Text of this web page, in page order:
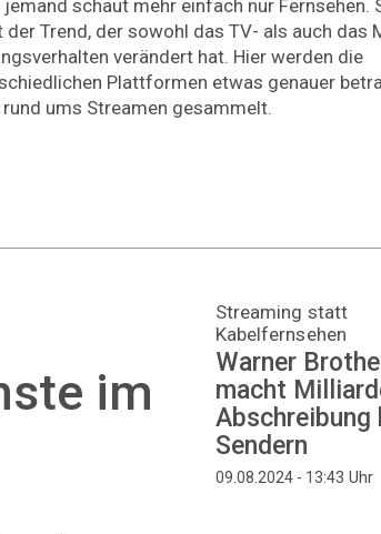
jemand schaut mehr einfach nur Fernsehen.
der Trend, der sowohl das TV- als auch das
verändert hat. Hier werden die
Plattformen etwas genauer
rund ums Streamen gesammelt.
im
Streaming statt
Kabelfernsehen
Warner
macht
Abschreibung
Sendern
09.08.2024 - 13:43 Uhr